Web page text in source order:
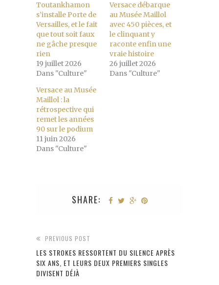
Toutankhamon
s’installe Porte de
Versailles, et le fait
que tout soit faux
ne gâche presque
rien
19 juillet 2026
Dans "Culture"
Versace débarque
au Musée Maillol
avec 450 pièces, et
le clinquant y
raconte enfin une
vraie histoire
26 juillet 2026
Dans "Culture"
Versace au Musée
Maillol : la
rétrospective qui
remet les années
90 sur le podium
11 juin 2026
Dans "Culture"
SHARE:
PREVIOUS POST
LES STROKES RESSORTENT DU SILENCE APRÈS
SIX ANS, ET LEURS DEUX PREMIERS SINGLES
DIVISENT DÉJÀ